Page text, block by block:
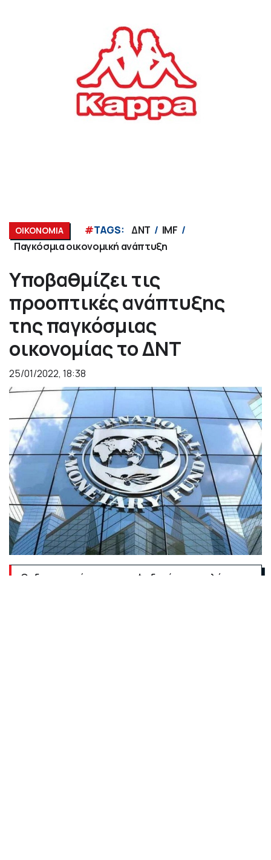
ΟΙΚΟΝΟΜΙΑ #TAGS: ΔΝΤ
IMF
Παγκόσμια οικονομική ανάπτυξη
Υποβαθμίζει τις
προοπτικές ανάπτυξης
της παγκόσμιας
οικονομίας το ΔΝΤ
25/01/2022, 18:38
Οι διαταραχές στην τροφοδοσία, ο υψηλότερος